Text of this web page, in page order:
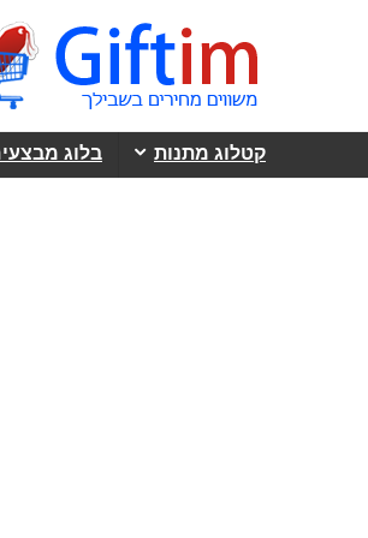
קטלוג מתנות בלוג